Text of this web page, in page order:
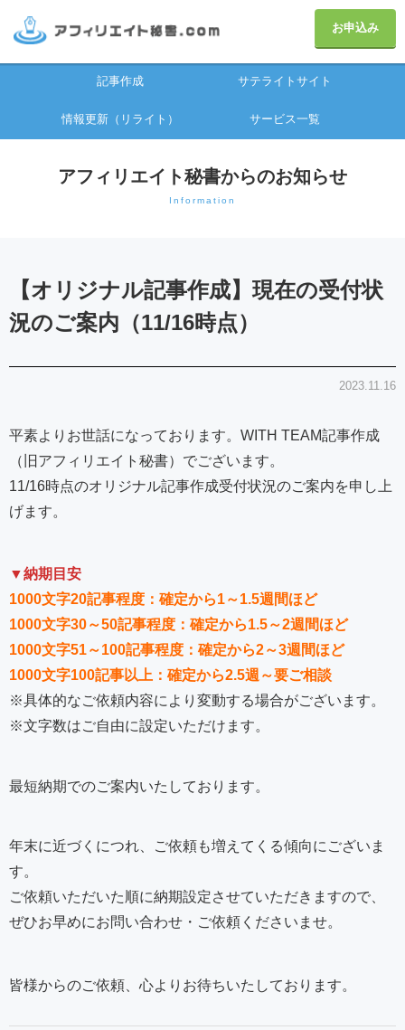
お申込み
記事作成 サテライトサイト
情報更新（リライト） サービス一覧
アフィリエイト秘書からのお知らせ
Information
【オリジナル記事作成】現在の受付状
況のご案内（11/16時点）
2023.11.16
平素よりお世話になっております。WITH TEAM記事作成
（旧アフィリエイト秘書）でございます。
11/16時点のオリジナル記事作成受付状況のご案内を申し上
げます。
▼納期目安
1000文字20記事程度：確定から1～1.5週間ほど
1000文字30～50記事程度：確定から1.5～2週間ほど
1000文字51～100記事程度：確定から2～3週間ほど
1000文字100記事以上：確定から2.5週～要ご相談
※具体的なご依頼内容により変動する場合がございます。
※文字数はご自由に設定いただけます。
最短納期でのご案内いたしております。
年末に近づくにつれ、ご依頼も増えてくる傾向にございま
す。
ご依頼いただいた順に納期設定させていただきますので、
ぜひお早めにお問い合わせ・ご依頼くださいませ。
皆様からのご依頼、心よりお待ちいたしております。